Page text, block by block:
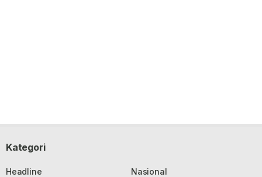
Kategori
Headline
Nasional